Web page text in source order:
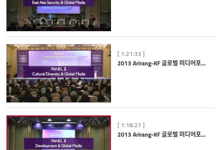
[ 1:21:33 ]
2013 Arirang-KF 글로벌 미디어포럼: Panel 2 Cultural Diversity and Global Media
[ 1:18:27 ]
2013 Arirang-KF 글로벌 미디어포럼: Panel 3 Development and Global Media